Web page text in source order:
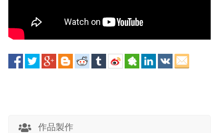
作品製作